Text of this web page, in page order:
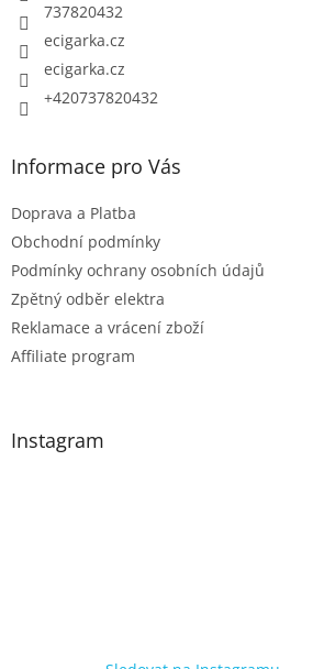
737820432
ecigarka.cz
ecigarka.cz
+420737820432
Informace pro Vás
Doprava a Platba
Obchodní podmínky
Podmínky ochrany osobních údajů
Zpětný odběr elektra
Reklamace a vrácení zboží
Affiliate program
Instagram